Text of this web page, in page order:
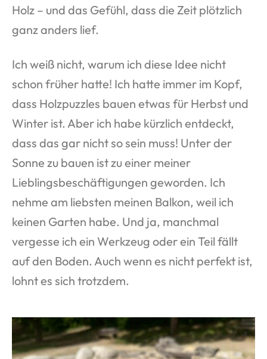
Holz – und das Gefühl, dass die Zeit plötzlich
ganz anders lief.
Ich weiß nicht, warum ich diese Idee nicht
schon früher hatte! Ich hatte immer im Kopf,
dass Holzpuzzles bauen etwas für Herbst und
Winter ist. Aber ich habe kürzlich entdeckt,
dass das gar nicht so sein muss! Unter der
Sonne zu bauen ist zu einer meiner
Lieblingsbeschäftigungen geworden. Ich
nehme am liebsten meinen Balkon, weil ich
keinen Garten habe. Und ja, manchmal
vergesse ich ein Werkzeug oder ein Teil fällt
auf den Boden. Auch wenn es nicht perfekt ist,
lohnt es sich trotzdem.